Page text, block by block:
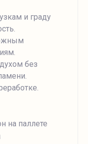
и граду
без
на паллете